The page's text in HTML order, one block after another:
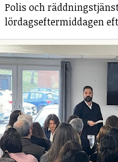
Polis och
lördagseftermiddagen